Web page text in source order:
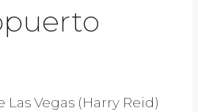
Vegas (Harry Reid)